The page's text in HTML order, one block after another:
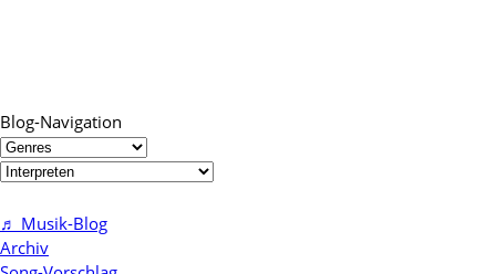
Blog-Navigation
♬ Musik-Blog
Archiv